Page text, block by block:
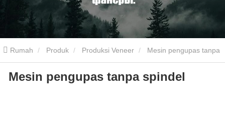
Rumah Produk Produksi Veneer
spindel
Mesin pengupas tanpa spindel